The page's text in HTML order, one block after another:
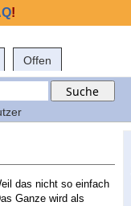
Offen
das nicht so einfach
Ganze wird als
!